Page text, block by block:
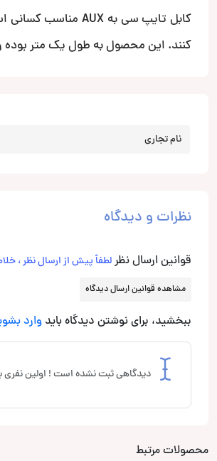
کنند. این محصول به طول یک متر بوده
نام تجاری
نظرات و دیدگاه
قوانین ارسال نظرلطفاً پیش از ارسال نظر ،
مشاهده قوانین ارسال دیدگاه
ببخشید، برای نوشتن دیدگاه باید وارد
دیدگاهی ثبت نشده است ! اولین نفری
محصولات مرتبط